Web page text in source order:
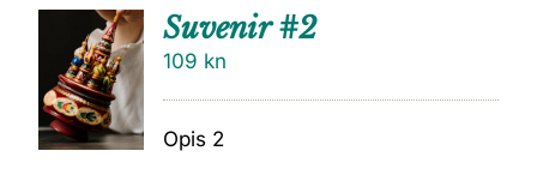
DODAJ
U
KOŠARI
CU
Suvenir #2
109 kn
Opis 2